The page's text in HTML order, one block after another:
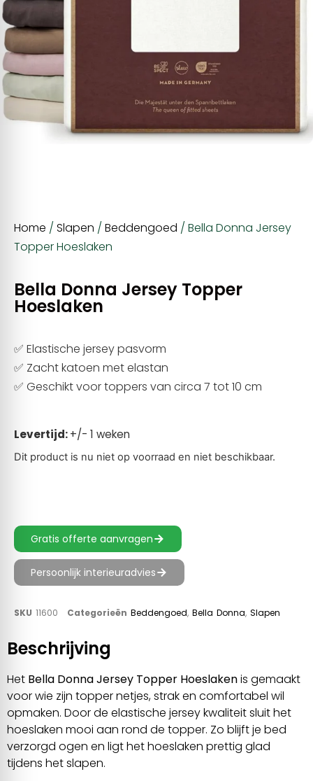
Home / Slapen / Beddengoed / Bella Donna Jersey
Topper Hoeslaken
Bella Donna Jersey Topper
Hoeslaken
✅ Elastische jersey pasvorm
✅ Zacht katoen met elastan
✅ Geschikt voor toppers van circa 7 tot 10 cm
Levertijd:+/- 1 weken
Dit product is nu niet op voorraad en niet beschikbaar.
Gratis offerte aanvragen
Persoonlijk interieuradvies
SKU 11600 Categorieën Beddengoed, Bella Donna, Slapen
Beschrijving
Het Bella Donna Jersey Topper Hoeslakenis gemaakt
voor wie zijn topper netjes, strak en comfortabel wil
opmaken. Door de elastische jersey kwaliteit sluit het
hoeslaken mooi aan rond de topper. Zo blijft je bed
verzorgd ogen en ligt het hoeslaken prettig glad
tijdens het slapen.